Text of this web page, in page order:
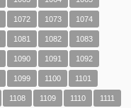
1072 1073 1074
1081 1082 1083
1090 1091 1092
1099 1100 1101
1108 1109 1110 1111